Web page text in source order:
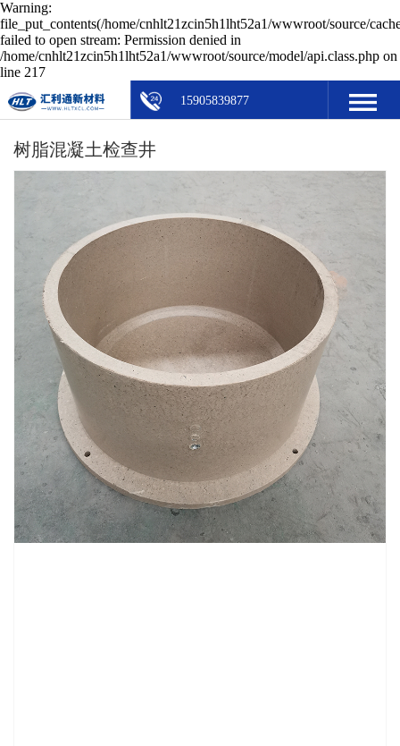
Warning:
file_put_contents(/home/cnhlt21zcin5h1lht52a1/wwwroot/source/
failed to open stream: Permission denied in
/home/cnhlt21zcin5h1lht52a1/wwwroot/source/model/api.class.php on
line 217
15905839877
树脂混凝土检查井